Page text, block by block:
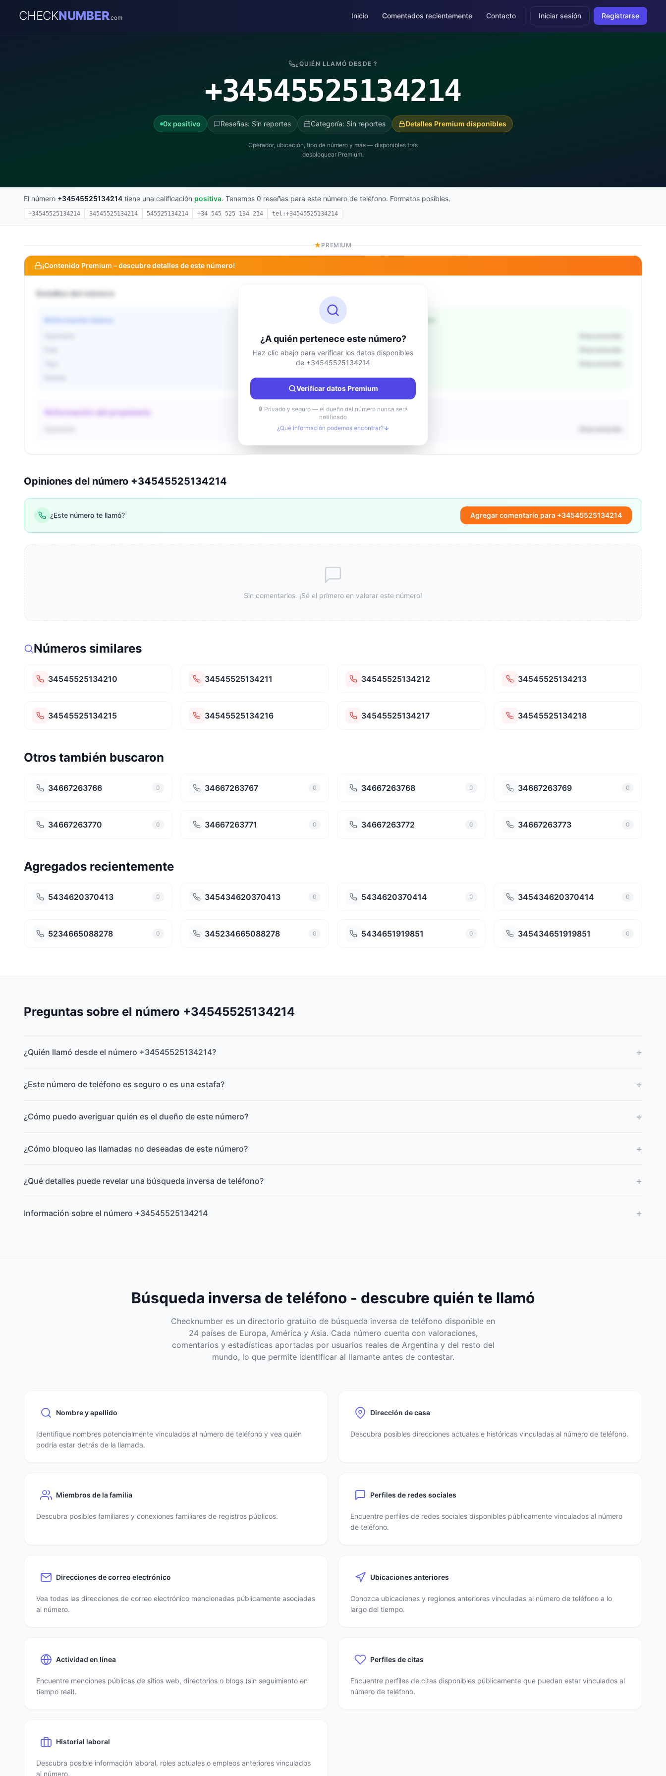
CHECKNUMBER.com Inicio Comentados recientemente Contacto Iniciar sesión Registrarse
¿QUIÉN LLAMÓ DESDE ?
+34545525134214
0x positivo Reseñas: Sin reportes Categoría: Sin reportes Detalles Premium disponibles
Operador, ubicación, tipo de número y más — disponibles tras
desbloquear Premium.
El número +34545525134214 tiene una calificación positiva. Tenemos 0 reseñas para este número de teléfono. Formatos posibles.
+34545525134214 34545525134214 545525134214 +34 545 525 134 214 tel:+34545525134214
PREMIUM
¡Contenido Premium – descubre detalles de este número!
Detalles del número
Información básica
Desconocido
Desconocido
Desconocido
Desconocido
País
Ciudad
Región
Información del propietario
Desconocido Tipo
¿A quién pertenece este número?
Haz clic abajo para verificar los datos disponibles
de +34545525134214
Verificar datos Premium
🔒 Privado y seguro — el dueño del número nunca será
notificado
¿Qué información podemos encontrar?
Opiniones del número +34545525134214
¿Este número te llamó? Agregar comentario para +34545525134214
Sin comentarios. ¡Sé el primero en valorar este número!
Números similares
34545525134210 34545525134211 34545525134212 34545525134213
34545525134215 34545525134216 34545525134217 34545525134218
Otros también buscaron
34667263766 0 34667263767 0 34667263768 0 34667263769 0
34667263770 0 34667263771 0 34667263772 0 34667263773 0
Agregados recientemente
5434620370413 0 345434620370413 0 5434620370414 0 345434620370414 0
5234665088278 0 345234665088278 0 5434651919851 0 345434651919851 0
Preguntas sobre el número +34545525134214
¿Quién llamó desde el número +34545525134214? +
¿Este número de teléfono es seguro o es una estafa? +
¿Cómo puedo averiguar quién es el dueño de este número? +
¿Cómo bloqueo las llamadas no deseadas de este número? +
¿Qué detalles puede revelar una búsqueda inversa de teléfono? +
Información sobre el número +34545525134214 +
Búsqueda inversa de teléfono - descubre quién te llamó
Checknumber es un directorio gratuito de búsqueda inversa de teléfono disponible en
24 países de Europa, América y Asia. Cada número cuenta con valoraciones,
comentarios y estadísticas aportadas por usuarios reales de Argentina y del resto del
mundo, lo que permite identificar al llamante antes de contestar.
Nombre y apellido
Identifique nombres potencialmente vinculados al número de teléfono y vea quién
podría estar detrás de la llamada.
Dirección de casa
Descubra posibles direcciones actuales e históricas vinculadas al número de teléfono.
Miembros de la familia
Descubra posibles familiares y conexiones familiares de registros públicos.
Perfiles de redes sociales
Encuentre perfiles de redes sociales disponibles públicamente vinculados al número
de teléfono.
Direcciones de correo electrónico
Vea todas las direcciones de correo electrónico mencionadas públicamente asociadas
al número.
Ubicaciones anteriores
Conozca ubicaciones y regiones anteriores vinculadas al número de teléfono a lo
largo del tiempo.
Actividad en línea
Encuentre menciones públicas de sitios web, directorios o blogs (sin seguimiento en
tiempo real).
Perfiles de citas
Encuentre perfiles de citas disponibles públicamente que puedan estar vinculados al
número de teléfono.
Historial laboral
Descubra posible información laboral, roles actuales o empleos anteriores vinculados
al número.